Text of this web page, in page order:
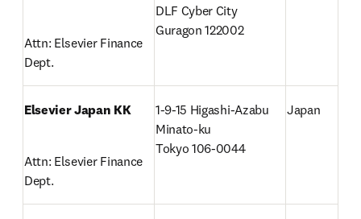
Attn: Elsevier Finance
Dept.
DLF Cyber City
Guragon 122002
Elsevier Japan KK
Attn: Elsevier Finance
Dept.
1-9-15 Higashi-Azabu
Minato-ku
Tokyo 106-0044
Japan